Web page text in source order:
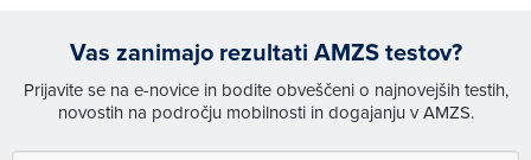
Vas zanimajo rezultati AMZS testov?
Prijavite se na e-novice in bodite obveščeni o najnovejših testih,
novostih na področju mobilnosti in dogajanju v AMZS.